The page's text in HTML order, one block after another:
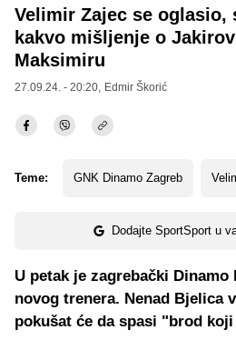
Velimir Zajec se oglasio,
kakvo mišljenje o
Maksimiru
27.09.24. - 20:20, Edmir Škorić
Teme: GNK Dinamo Zagreb
Dodajte SportSport u
U petak je zagrebački
novog trenera. Nenad Bjelica
pokušat će da spasi "brod